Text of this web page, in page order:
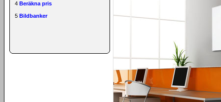
4 Beräkna pris
5 Bildbanker